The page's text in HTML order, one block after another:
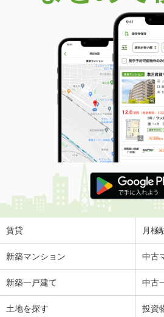
賃貸 月極
新築マンション 中古
新築一戸建て 中古
土地を探す 投資